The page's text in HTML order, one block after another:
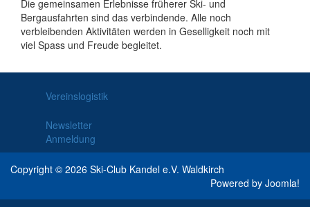
Die gemeinsamen Erlebnisse früherer Ski- und
Bergausfahrten sind das verbindende. Alle noch
verbleibenden Aktivitäten werden in Geselligkeit noch mit
viel Spass und Freude begleitet.
Vereinslogistik
Newsletter
Anmeldung
Copyright © 2026 Ski-Club Kandel e.V. Waldkirch
Powered by Joomla!